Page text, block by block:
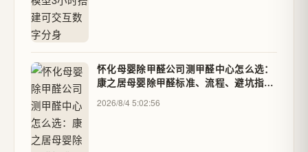
怀化母婴除甲醛公司测甲醛中心怎么选：
康之居母婴除甲醛标准、流程、避坑指南
- 信誉隆金银铂奢回收
2026/8/4 5:02:56